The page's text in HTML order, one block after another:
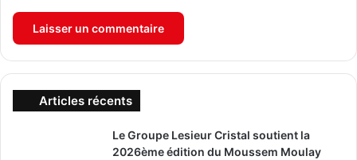
Articles récents
Le Groupe Lesieur Cristal soutient la
2026ème édition du Moussem Moulay